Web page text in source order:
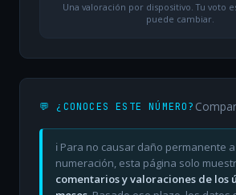
Una valoración por dispositivo. Tu voto
puede cambiar.
💬 ¿CONOCES ESTE NÚMERO?
ℹ️ Para no causar daño permanente
numeración, esta página solo
comentarios y valoraciones de los